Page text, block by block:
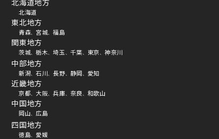
北海道
東北地方
青森、 宮城、 福島
関東地方
茨城、 栃木、 埼玉、 千葉、 東京、 神奈川
中部地方
新潟、 石川、 長野、 静岡、 愛知
近畿地方
京都、 大阪、 兵庫、 奈良、 和歌山
中国地方
岡山、 広島
四国地方
徳島、 愛媛